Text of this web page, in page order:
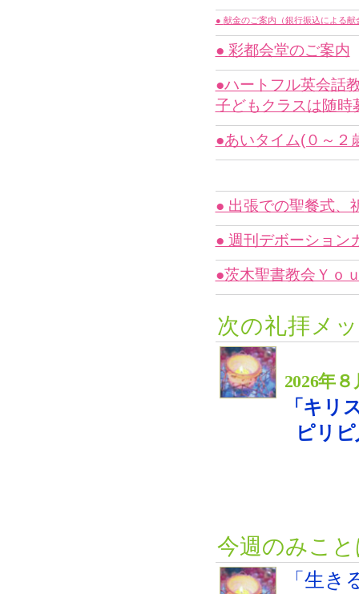
● 献金のご案内（銀行振込による献
● 彩都会堂のご案内
●ハートフル英会話
子どもクラスは随時
●あいタイム(０～２
● 出張での聖餐式、
● 週刊デボーション
●茨木聖書教会Ｙｏ
次の礼拝メ
2026年
「キ
ピリピ人へ
今週のみこ
「生